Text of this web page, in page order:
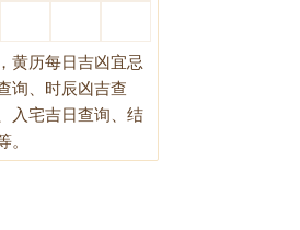
黄历每日吉凶宜忌
询、时辰凶吉查
入宅吉日查询、结